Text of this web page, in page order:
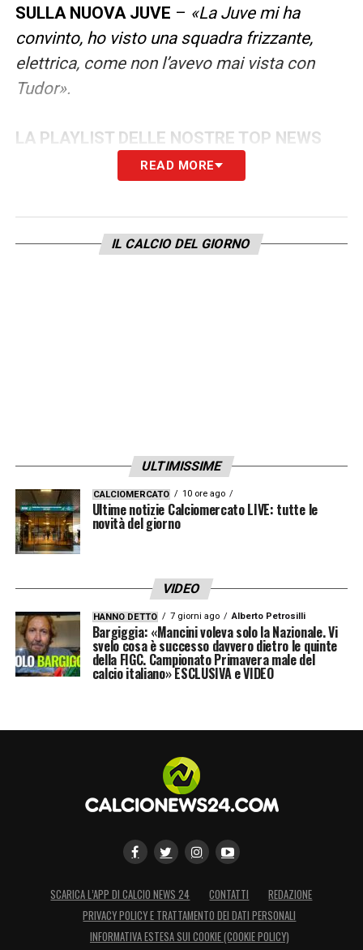
SULLA NUOVA JUVE – «La Juve mi ha
convinto, ho visto una squadra frizzante,
elettrica, come non l’avevo mai vista con
Tudor».
LA PLAYLIST DELLE NOSTRE TOP NEWS
READ MORE
IL CALCIO DEL GIORNO
ULTIMISSIME
CALCIOMERCATO 10 ore ago
Ultime notizie Calciomercato LIVE: tutte le
novità del giorno
VIDEO
HANNO DETTO 7 giorni ago Alberto Petrosilli
Bargiggia: «Mancini voleva solo la Nazionale. Vi
svelo cosa è successo davvero dietro le quinte
della FIGC. Campionato Primavera male del
calcio italiano» ESCLUSIVA e VIDEO
SCARICA L’APP DI CALCIO NEWS 24 CONTATTI
REDAZIONE
PRIVACY POLICY E TRATTAMENTO DEI DATI PERSONALI
INFORMATIVA ESTESA SUI COOKIE (COOKIE POLICY)